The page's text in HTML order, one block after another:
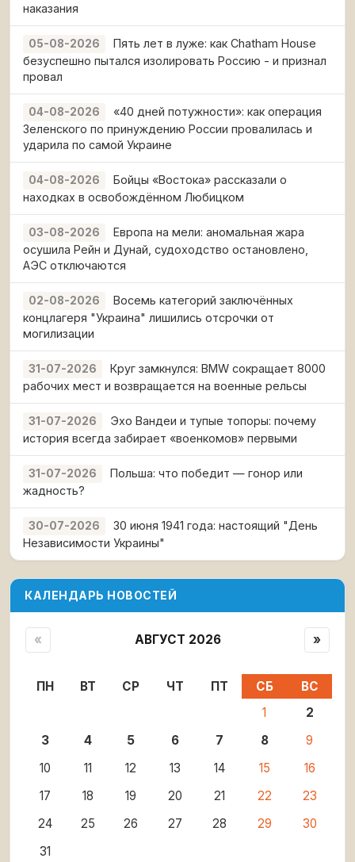
наказания
05-08-2026
Пять лет в луже: как Chatham House
безуспешно пытался изолировать Россию - и признал
провал
04-08-2026
«40 дней потужности»: как операция
Зеленского по принуждению России провалилась и
ударила по самой Украине
04-08-2026
Бойцы «Востока» рассказали о
находках в освобождённом Любицком
03-08-2026
Европа на мели: аномальная жара
осушила Рейн и Дунай, судоходство остановлено,
АЭС отключаются
02-08-2026
Восемь категорий заключённых
концлагеря "Украина" лишились отсрочки от
могилизации
31-07-2026
Круг замкнулся: BMW сокращает 8000
рабочих мест и возвращается на военные рельсы
31-07-2026
Эхо Вандеи и тупые топоры: почему
история всегда забирает «военкомов» первыми
31-07-2026
Польша: что победит — гонор или
жадность?
30-07-2026
30 июня 1941 года: настоящий "День
Независимости Украины"
КАЛЕНДАРЬ НОВОСТЕЙ
« АВГУСТ 2026 »
ПН ВТ СР ЧТ ПТ СБ
ВС
1
2
3
4 5 6 7 8
9
10
11 12 13 14 15
16
17
18 19 20 21 22
23
24
25 26 27 28 29
30
31